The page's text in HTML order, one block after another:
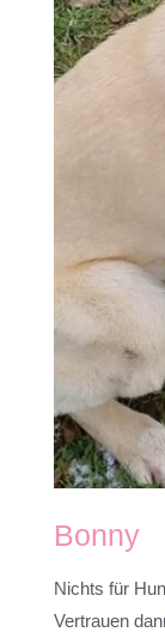
Bonny
Nichts für
Vertrauen